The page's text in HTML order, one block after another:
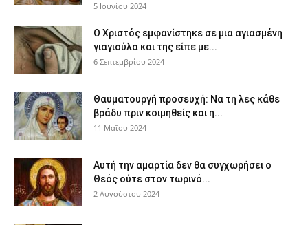
5 Ιουνίου 2024
Ο Χριστός εμφανίστηκε σε μια αγιασμένη
γιαγιούλα και της είπε με...
6 Σεπτεμβρίου 2024
Θαυματουργή προσευχή: Να τη λες κάθε
βράδυ πριν κοιμηθείς και η...
11 Μαΐου 2024
Αυτή την αμαρτία δεν θα συγχωρήσει ο
Θεός ούτε στον τωρινό...
2 Αυγούστου 2024